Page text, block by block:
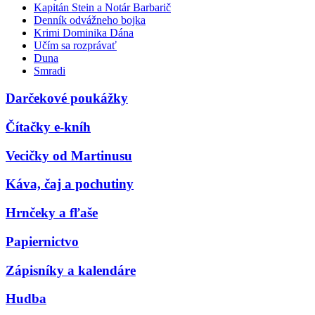
Kapitán Stein a Notár Barbarič
Denník odvážneho bojka
Krimi Dominika Dána
Učím sa rozprávať
Duna
Smradi
Darčekové poukážky
Čítačky e-kníh
Vecičky od Martinusu
Káva, čaj a pochutiny
Hrnčeky a fľaše
Papiernictvo
Zápisníky a kalendáre
Hudba